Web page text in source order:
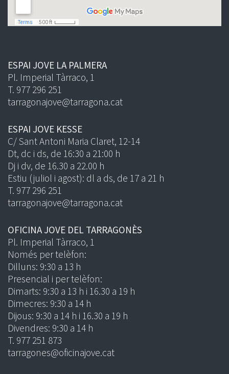
ESPAI JOVE LA PALMERA
Pl. Imperial Tàrraco, 1
T. 977 296 251
tarragonajove@tarragona.cat
ESPAI JOVE KESSE
C/ Sant Antoni Maria Claret, 12-14
Dt, dc i ds, de 16:30 a 21:00 h
Dj i dv, de 16.30 a 22.00 h
Estiu (juliol i agost): dl a ds, de 17 a 21 h
T. 977 296 251
tarragonajove@tarragona.cat
OFICINA JOVE DEL TARRAGONÈS
Pl. Imperial Tàrraco, 1
Només per telèfon:
Dilluns: 9:30 a 13 h
Presencial i per telèfon:
Dimarts: 9:30 a 13 h i 16.30 a 19 h
Dimecres: 9:30 a 14 h
Dijous: 9:30 a 14 h i 16.30 a 19 h
Divendres: 9:30 a 14 h
T. 977 251 873
tarragones@oficinajove.cat